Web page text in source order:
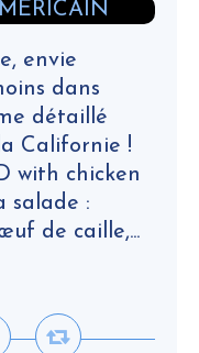
envie
dans
détaillé
Californie !
with chicken
salade :
de caille,...